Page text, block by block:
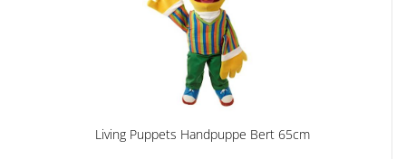
Living Puppets Handpuppe Bert 65cm